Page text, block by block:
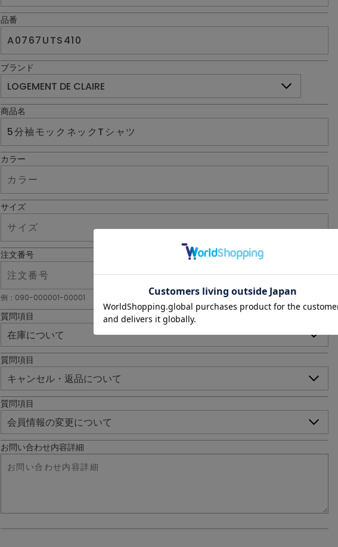
品番
ブランド
商品名
カラー
サイズ
注文番号
例：090-000001-00001
質問項目
質問項目
質問項目
お問い合わせ内容詳細